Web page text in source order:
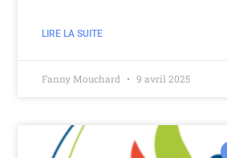
LIRE LA SUITE
Fanny Mouchard 9 avril 2025